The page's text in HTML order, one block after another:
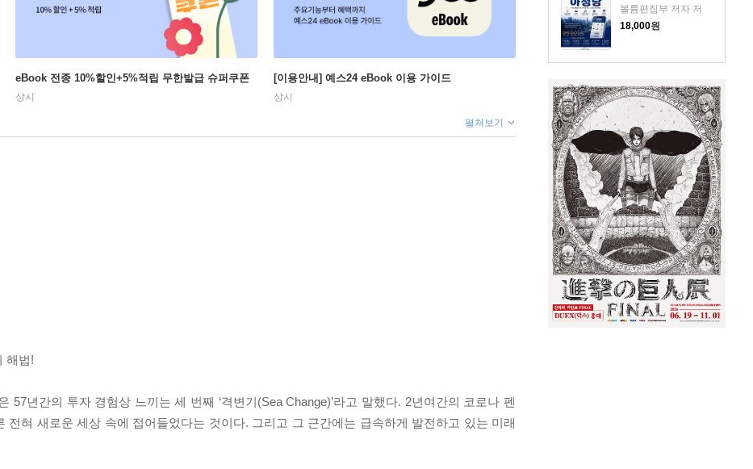
볼륨편집부 저자 저
18,000원
eBook 전종 10%할인+5%적립 무한발급 슈퍼쿠폰
상시
[이용안내] 예스24 eBook 이용 가이드
상시
펼쳐보기
해법!
57년간의 투자 경험상 느끼는 세 번째 ‘격변기(Sea Change)’라고 말했다. 2년여간의 코로나 펜
전혀 새로운 세상 속에 접어들었다는 것이다. 그리고 그 근간에는 급속하게 발전하고 있는 미래